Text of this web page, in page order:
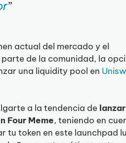
”
actual del mercado y el
de la comunidad, la
una liquidity pool en
a la tendencia de
Four Meme, teniendo en
tu token en este launchpad